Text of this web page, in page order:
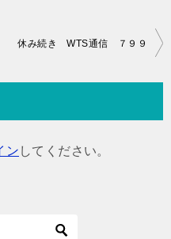
休み続き WTS通信 ７９９
ン してください。